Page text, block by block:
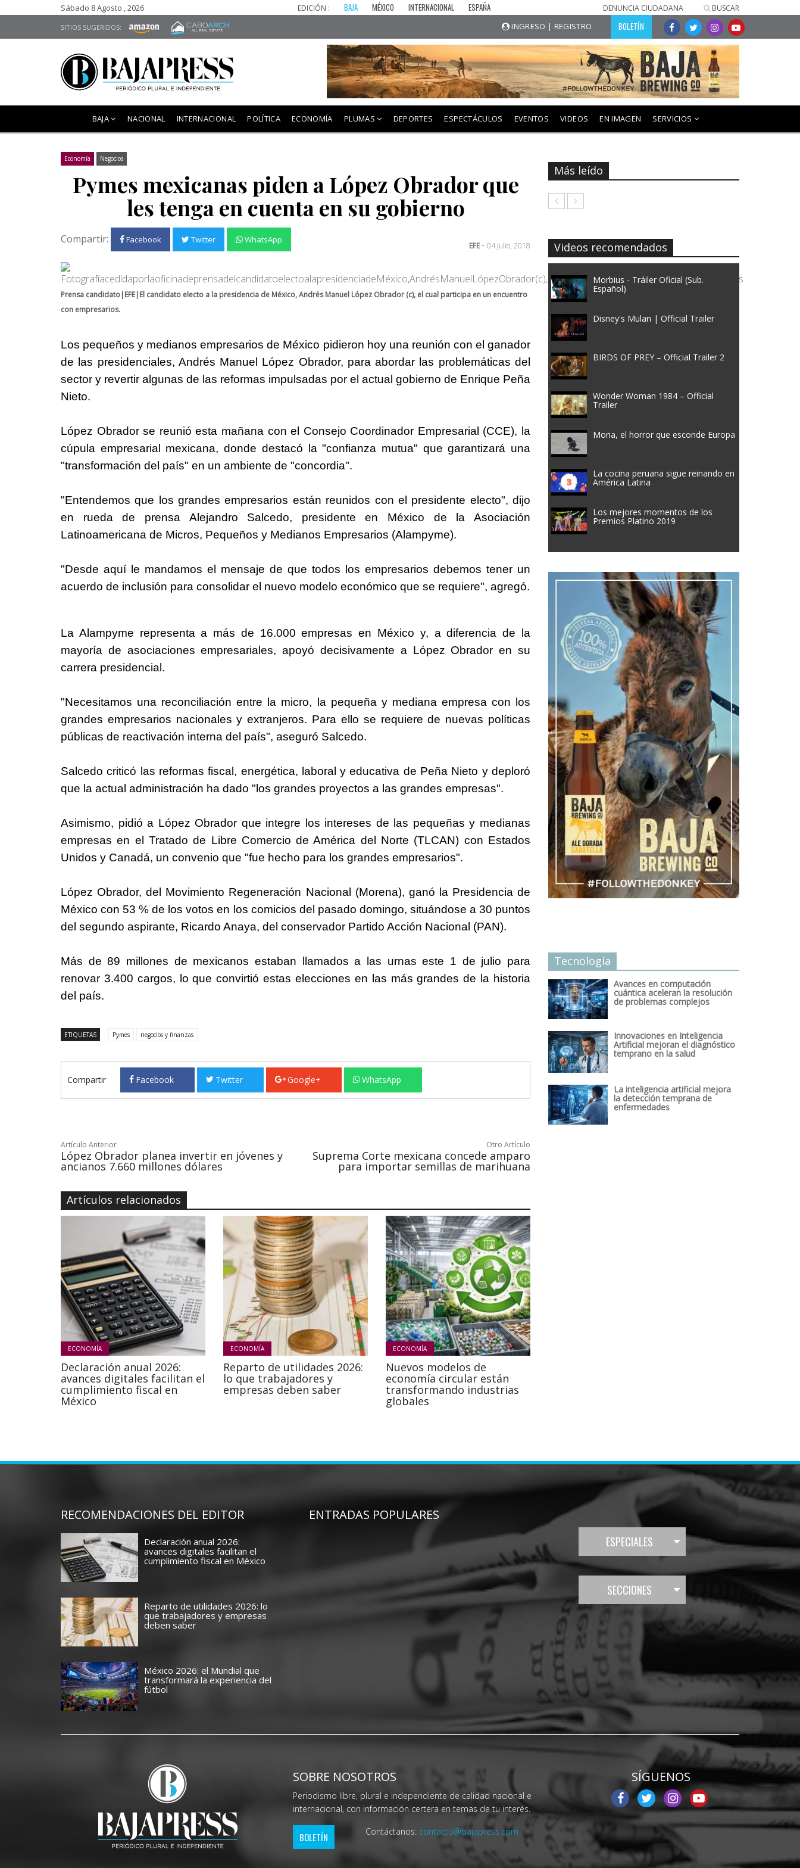
Sábado 8 Agosto , 2026 EDICIÓN : BAJA MÉXICO INTERNACIONAL ESPAÑA DENUNCIA CIUDADANA BUSCAR
SITIOS SUGERIDOS: INGRESO | REGISTRO BOLETÍN
BAJA NACIONAL INTERNACIONAL POLÍTICA ECONOMÍA PLUMAS DEPORTES ESPECTÁCULOS EVENTOS VIDEOS EN IMAGEN SERVICIOS
Economía Negocios
Pymes mexicanas piden a López Obrador que
les tenga en cuenta en su gobierno
Compartir: Facebook Twitter WhatsApp
EFE- 04 Julio, 2018
Prensa candidato|EFE|El candidato electo a la presidencia de México, Andrés Manuel López Obrador (c), el cual participa en un encuentro
con empresarios.
Los pequeños y medianos empresarios de México pidieron hoy una reunión con el ganador
de las presidenciales, Andrés Manuel López Obrador, para abordar las problemáticas del
sector y revertir algunas de las reformas impulsadas por el actual gobierno de Enrique Peña
Nieto.
López Obrador se reunió esta mañana con el Consejo Coordinador Empresarial (CCE), la
cúpula empresarial mexicana, donde destacó la "confianza mutua" que garantizará una
"transformación del país" en un ambiente de "concordia".
"Entendemos que los grandes empresarios están reunidos con el presidente electo", dijo
en rueda de prensa Alejandro Salcedo, presidente en México de la Asociación
Latinoamericana de Micros, Pequeños y Medianos Empresarios (Alampyme).
"Desde aquí le mandamos el mensaje de que todos los empresarios debemos tener un
acuerdo de inclusión para consolidar el nuevo modelo económico que se requiere", agregó.
La Alampyme representa a más de 16.000 empresas en México y, a diferencia de la
mayoría de asociaciones empresariales, apoyó decisivamente a López Obrador en su
carrera presidencial.
"Necesitamos una reconciliación entre la micro, la pequeña y mediana empresa con los
grandes empresarios nacionales y extranjeros. Para ello se requiere de nuevas políticas
públicas de reactivación interna del país", aseguró Salcedo.
Salcedo criticó las reformas fiscal, energética, laboral y educativa de Peña Nieto y deploró
que la actual administración ha dado "los grandes proyectos a las grandes empresas".
Asimismo, pidió a López Obrador que integre los intereses de las pequeñas y medianas
empresas en el Tratado de Libre Comercio de América del Norte (TLCAN) con Estados
Unidos y Canadá, un convenio que "fue hecho para los grandes empresarios".
López Obrador, del Movimiento Regeneración Nacional (Morena), ganó la Presidencia de
México con 53 % de los votos en los comicios del pasado domingo, situándose a 30 puntos
del segundo aspirante, Ricardo Anaya, del conservador Partido Acción Nacional (PAN).
Más de 89 millones de mexicanos estaban llamados a las urnas este 1 de julio para
renovar 3.400 cargos, lo que convirtió estas elecciones en las más grandes de la historia
del país.
ETIQUETAS Pymes negocios y finanzas
Compartir Facebook Twitter Google+ WhatsApp
Artículo Anterior
López Obrador planea invertir en jóvenes y
ancianos 7.660 millones dólares
Otro Artículo
Suprema Corte mexicana concede amparo
para importar semillas de marihuana
Artículos relacionados
ECONOMÍA
Declaración anual 2026:
avances digitales facilitan el
cumplimiento fiscal en
México
ECONOMÍA
Reparto de utilidades 2026:
lo que trabajadores y
empresas deben saber
ECONOMÍA
Nuevos modelos de
economía circular están
transformando industrias
globales
Más leído
Videos recomendados
Morbius - Tráiler Oficial (Sub.
Español)
Disney's Mulan | Official Trailer
BIRDS OF PREY – Official Trailer 2
Wonder Woman 1984 – Official
Trailer
Moria, el horror que esconde Europa
La cocina peruana sigue reinando en
América Latina
Los mejores momentos de los
Premios Platino 2019
Tecnología
Avances en computación
cuántica aceleran la resolución
de problemas complejos
Innovaciones en Inteligencia
Artificial mejoran el diagnóstico
temprano en la salud
La inteligencia artificial mejora
la detección temprana de
enfermedades
RECOMENDACIONES DEL EDITOR
Declaración anual 2026:
avances digitales facilitan el
cumplimiento fiscal en México
Reparto de utilidades 2026: lo
que trabajadores y empresas
deben saber
México 2026: el Mundial que
transformará la experiencia del
fútbol
ENTRADAS POPULARES
ESPECIALES
SECCIONES
SOBRE NOSOTROS
Periodismo libre, plural e independiente de calidad nacional e
internacional, con información certera en temas de tu interés.
BOLETÍN Contáctanos: contacto@bajapress.com
SÍGUENOS